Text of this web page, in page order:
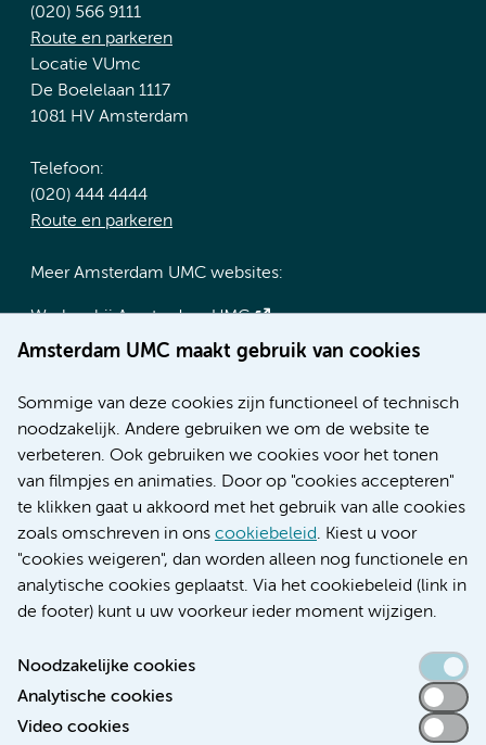
Amsterdam UMC maakt gebruik van cookies
Sommige van deze cookies zijn functioneel of technisch
noodzakelijk. Andere gebruiken we om de website te
verbeteren. Ook gebruiken we cookies voor het tonen
van filmpjes en animaties. Door op "cookies accepteren"
te klikken gaat u akkoord met het gebruik van alle cookies
zoals omschreven in ons cookiebeleid. Kiest u voor
"cookies weigeren", dan worden alleen nog functionele en
analytische cookies geplaatst. Via het cookiebeleid (link in
de footer) kunt u uw voorkeur ieder moment wijzigen.
Noodzakelijke cookies
Analytische cookies
Video cookies
(020) 566 9111
Route en parkeren
Locatie VUmc
De Boelelaan 1117
1081 HV Amsterdam
Telefoon:
(020) 444 4444
Route en parkeren
Meer Amsterdam UMC websites:
Werken bij Amsterdam UMC
Over Amsterdam UMC
Research
Educatie locatie AMC
Educatie locatie VUmc
Verwijzen & diagnostiek
Toegankelijkheidsverklaring
Responsible disclosure